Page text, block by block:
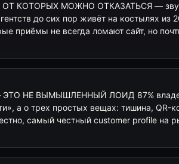
КОТОРЫХ МОЖНО ОТКАЗАТЬСЯ —
до сих пор живёт на костылях из
приёмы не всегда ломают сайт, но
НЕ ВЫМЫШЛЕННЫЙ ЛОИД 87%
а о трех простых вещах: тишина, QR-
самый честный customer profile на